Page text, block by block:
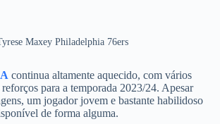
Maxey Philadelphia 76ers
continua altamente aquecido, com vários
para a temporada 2023/24. Apesar
um jogador jovem e bastante habilidoso
de forma alguma.